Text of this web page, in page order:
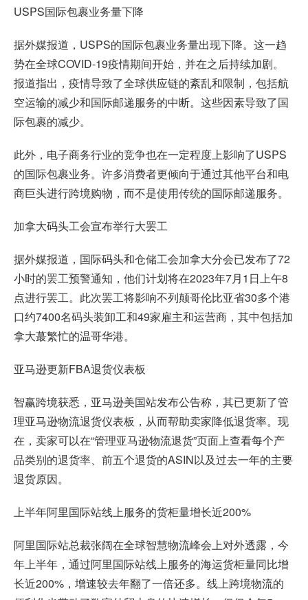
USPS国际包裹业务量下降
据外媒报道，USPS的国际包裹业务量出现下降。这一趋
势在全球COVID-19疫情期间开始，并在之后持续加剧。
报道指出，疫情导致了全球供应链的紊乱和限制，包括航
空运输的减少和国际邮递服务的中断。这些因素导致了国
际包裹的减少。
此外，电子商务行业的竞争也在一定程度上影响了USPS
的国际包裹业务。许多消费者更倾向于通过其他平台和电
商巨头进行跨境购物，而不是使用传统的国际邮递服务。
加拿大码头工会宣布举行大罢工
据外媒报道，国际码头和仓储工会加拿大分会已发布了72
小时的罢工预警通知，他们计划将在2023年7月1日上午8
点进行罢工。此次罢工将影响不列颠哥伦比亚省30多个港
口约7400名码头装卸工和49家雇主和运营商，其中包括加
拿大蕞繁忙的温哥华港。
亚马逊更新FBA退货仪表板
智赢跨境获悉， 亚马逊美国站发布公告称，其已更新了管
理亚马逊物流退货仪表板，从而帮助卖家降低退货率。现
在，卖家可以在“管理亚马逊物流退货”页面上查看每个产
品类别的退货率、前五个退货的ASIN以及过去一年的主要
退货原因。
上半年阿里国际站线上服务的货柜量增长近200%
阿里国际站总裁张阔在全球智慧物流峰会上对外透露，今
年上半年，通过阿里国际站线上服务的海运货柜量同比增
长近200%，增速较去年翻了一倍还多。线上跨境物流的